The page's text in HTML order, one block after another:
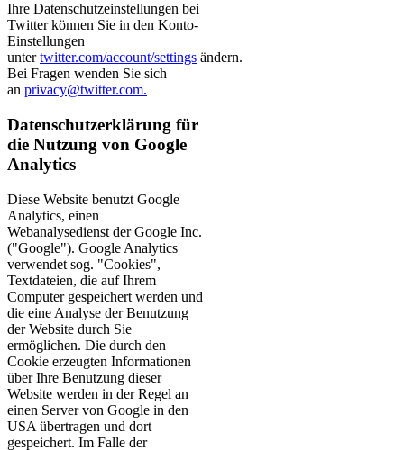
Ihre Datenschutzeinstellungen bei
Twitter können Sie in den Konto-
Einstellungen
untertwitter.com/account/settings ändern.
Bei Fragen wenden Sie sich
an privacy@twitter.com.
Datenschutzerklärung für
die Nutzung von Google
Analytics
Diese Website benutzt Google
Analytics, einen
Webanalysedienst der Google Inc.
("Google"). Google Analytics
verwendet sog. "Cookies",
Textdateien, die auf Ihrem
Computer gespeichert werden und
die eine Analyse der Benutzung
der Website durch Sie
ermöglichen. Die durch den
Cookie erzeugten Informationen
über Ihre Benutzung dieser
Website werden in der Regel an
einen Server von Google in den
USA übertragen und dort
gespeichert. Im Falle der